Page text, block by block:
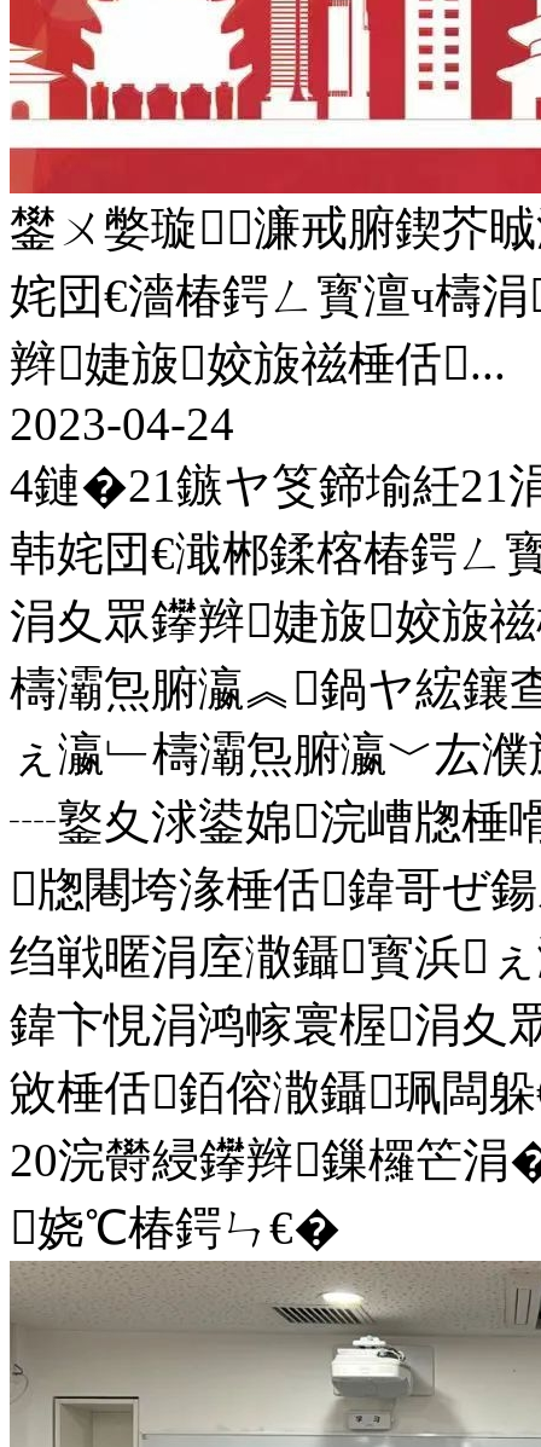
鐢ㄨ嫳璇濂戒腑鍥芥
姹団€濇椿鍔ㄥ寳澶ч檮
辫婕旇姣旇禌棰佸...
2023-04-24
4鏈�21鏃ヤ笅鍗堬紝21
韩姹団€濈郴鍒楁椿鍔ㄥ
涓夊眾鑻辫婕旇姣旇
檮灞炰腑瀛︽鍋ヤ綋鑲
ぇ瀛﹂檮灞炰腑瀛﹀厷
┈鐜夊浗鍙婂浣嶆牎棰
牎闀垮湪棰佸鍏哥ぜ
绉戦暱涓庢潵鑷寳浜
鍏卞悓涓鸿幏寰楃涓夊
敓棰佸銆傛潵鑷珮闆
20浣欎綅鑻辫鏁欏笀涓
娆℃椿鍔ㄣ€�